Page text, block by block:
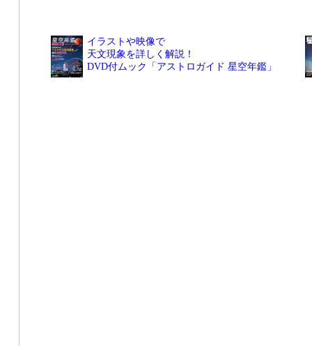
イラストや映像で
天文現象を詳しく解説！
DVD付ムック「アストロガイド 星空年鑑」